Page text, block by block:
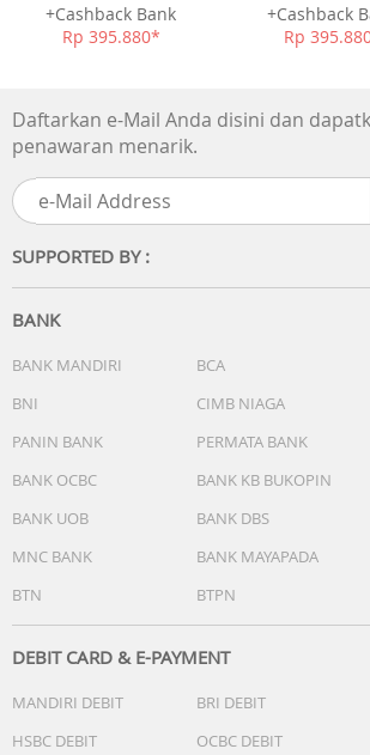
+Cashback Bank
Rp 395.880*
+Cashback
Rp
Daftarkan e-Mail Anda disini dan
penawaran menarik.
SUPPORTED BY :
BANK
BANK MANDIRI BCA
BNI
CIMB NIAGA
PANIN BANK
PERMATA BANK
BANK OCBC
BANK KB BUKOPIN
BANK UOB
BANK DBS
MNC BANK
BANK MAYAPADA
BTN
BTPN
DEBIT CARD & E-PAYMENT
MANDIRI DEBIT BRI DEBIT
HSBC DEBIT
OCBC DEBIT